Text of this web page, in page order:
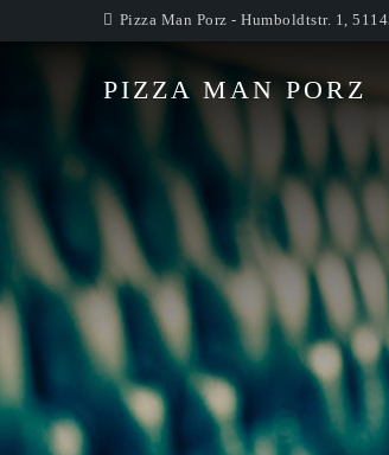
Pizza Man Porz - Humboldtstr. 1,
PIZZA MAN PORZ